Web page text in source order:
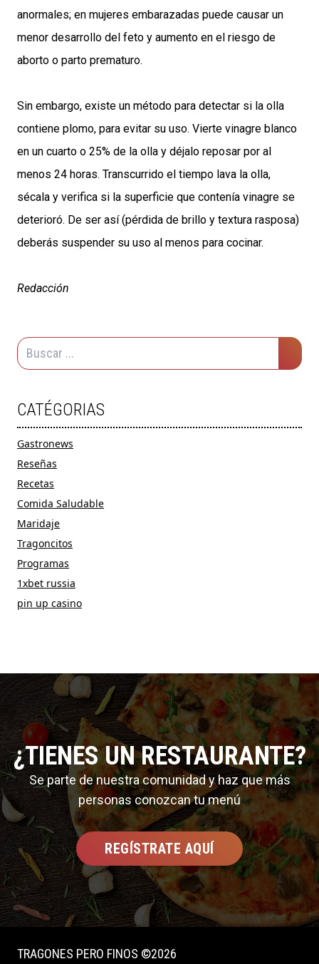
anormales; en mujeres embarazadas puede causar un
menor desarrollo del feto y aumento en el riesgo de
aborto o parto prematuro.
Sin embargo, existe un método para detectar si la olla
contiene plomo, para evitar su uso. Vierte vinagre blanco
en un cuarto o 25% de la olla y déjalo reposar por al
menos 24 horas. Transcurrido el tiempo lava la olla,
sécala y verifica si la superficie que contenía vinagre se
deterioró. De ser así (pérdida de brillo y textura rasposa)
deberás suspender su uso al menos para cocinar.
Redacción
CATÉGORIAS
Gastronews
Reseñas
Recetas
Comida Saludable
Maridaje
Tragoncitos
Programas
1xbet russia
pin up casino
¿TIENES UN RESTAURANTE?
Se parte de nuestra comunidad y haz que más
personas conozcan tu menú
REGÍSTRATE AQUÍ
TRAGONES PERO FINOS ©2026